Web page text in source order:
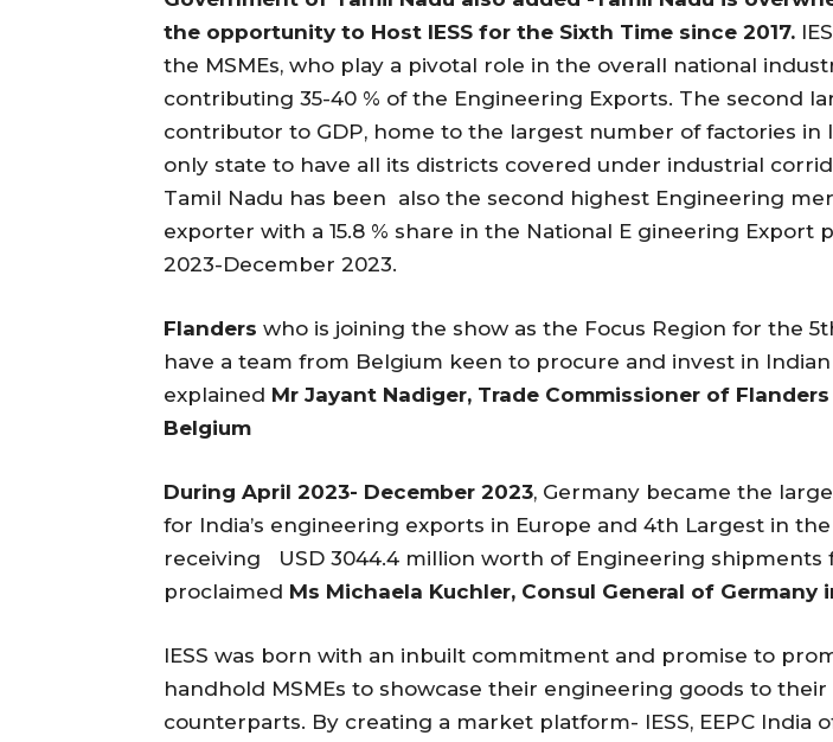
the opportunity to Host IESS for the Sixth Time since 2017.
the MSMEs, who play a pivotal role in the overall national
contributing 35-40 % of the Engineering Exports. The second
contributor to GDP, home to the largest number of factories in
only state to have all its districts covered under industrial
Tamil Nadu has been also the second highest Engineering
exporter with a 15.8 % share in the National E gineering Export
2023-December 2023.
Flanders who is joining the show as the Focus Region for the
have a team from Belgium keen to procure and invest in
explained Mr Jayant Nadiger, Trade Commissioner of
Belgium
During April 2023- December 2023, Germany became the
for India’s engineering exports in Europe and 4th Largest in
receiving USD 3044.4 million worth of Engineering shipments
proclaimed Ms Michaela Kuchler, Consul General of Germany
IESS was born with an inbuilt commitment and promise to
handhold MSMEs to showcase their engineering goods to their
counterparts. By creating a market platform- IESS, EEPC India